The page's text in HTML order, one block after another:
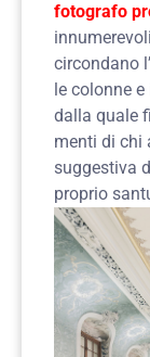
fotografo
circondano
le colonne
dalla quale
menti di chi
suggestiva
proprio